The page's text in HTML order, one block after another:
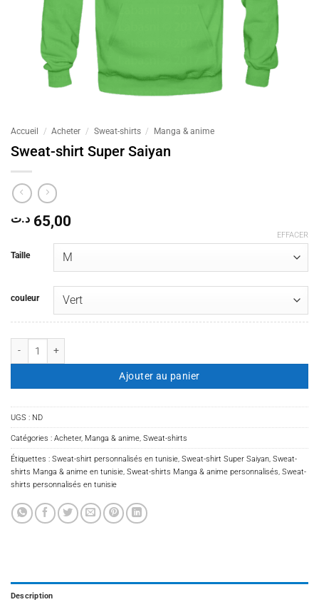
Accueil / Acheter / Sweat-shirts / Manga & anime
Sweat-shirt Super Saiyan
65,00 د.ت
Taille
couleur
EFFACER
Ajouter au panier
UGS : ND
Catégories : Acheter, Manga & anime, Sweat-shirts
Étiquettes : Sweat-shirt personnalisés en tunisie, Sweat-shirt Super Saiyan, Sweat-
shirts Manga & anime en tunisie, Sweat-shirts Manga & anime personnalisés, Sweat-
shirts personnalisés en tunisie
Description